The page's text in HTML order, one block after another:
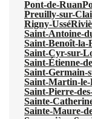
Pont-de-Ruan
Preuilly-sur-
Rigny-Ussé
Saint-Antoine-
Saint-Benoît-la-
Saint-Cyr-sur-
Saint-Étienne-
Saint-Germain-
Saint-Martin-le-
Saint-Pierre-
Sainte-
Sainte-Maure-